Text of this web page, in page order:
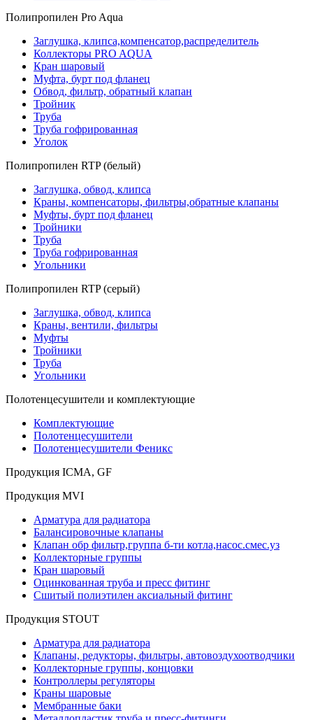
Полипропилен Pro Aqua
Заглушка, клипса,компенсатор,распределитель
Коллекторы PRO AQUA
Кран шаровый
Муфта, бурт под фланец
Обвод, фильтр, обратный клапан
Тройник
Труба
Труба гофрированная
Уголок
Полипропилен RTP (белый)
Заглушка, обвод, клипса
Краны, компенсаторы, фильтры,обратные клапаны
Муфты, бурт под фланец
Тройники
Труба
Труба гофрированная
Угольники
Полипропилен RTP (серый)
Заглушка, обвод, клипса
Краны, вентили, фильтры
Муфты
Тройники
Труба
Угольники
Полотенцесушители и комплектующие
Комплектующие
Полотенцесушители
Полотенцесушители Феникс
Продукция ICMA, GF
Продукция MVI
Арматура для радиатора
Балансировочные клапаны
Клапан обр фильтр,группа б-ти котла,насос.смес.уз
Коллекторные группы
Кран шаровый
Оцинкованная труба и пресс фитинг
Сшитый полиэтилен аксиальный фитинг
Продукция STOUT
Арматура для радиатора
Клапаны, редукторы, фильтры, автовоздухоотводчики
Коллекторные группы, концовки
Контроллеры регуляторы
Краны шаровые
Мембранные баки